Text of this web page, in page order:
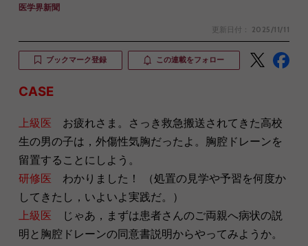
医学界新聞
更新日付： 2025/11/11
ブックマーク登録 この連載をフォロー
CASE
上級医 お疲れさま。さっき救急搬送されてきた高校
生の男の子は，外傷性気胸だったよ。胸腔ドレーンを
留置することにしよう。
研修医 わかりました！ （処置の見学や予習を何度か
してきたし，いよいよ実践だ。）
上級医 じゃあ，まずは患者さんのご両親へ病状の説
明と胸腔ドレーンの同意書説明からやってみようか。